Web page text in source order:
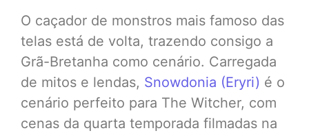
O caçador de monstros mais famoso das
telas está de volta, trazendo consigo a
Grã-Bretanha como cenário. Carregada
de mitos e lendas, Snowdonia (Eryri) é o
cenário perfeito para The Witcher, com
cenas da quarta temporada filmadas na